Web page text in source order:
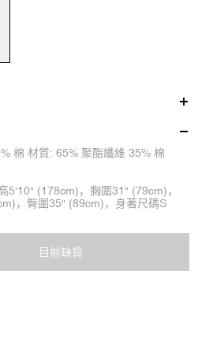
棉 材質: 65% 聚酯纖維 35% 棉
5'10" (178cm)，胸圍31" (79cm)，
，臀圍35" (89cm)，身著尺碼S
目前缺貨